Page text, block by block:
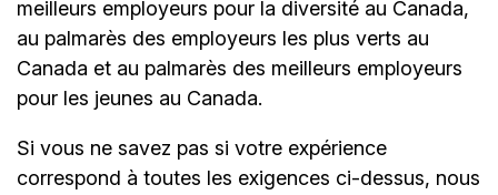
meilleurs employeurs pour la diversité au Canada,
au palmarès des employeurs les plus verts au
Canada et au palmarès des meilleurs employeurs
pour les jeunes au Canada.
Si vous ne savez pas si votre expérience
correspond à toutes les exigences ci-dessus, nous